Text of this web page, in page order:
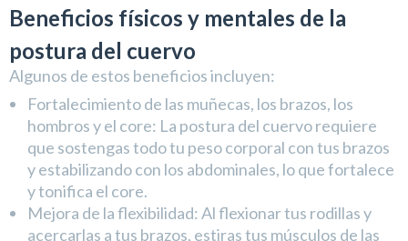
Beneficios físicos y mentales de la
postura del cuervo
Algunos de estos beneficios incluyen:
Fortalecimiento de las muñecas, los brazos, los
hombros y el core: La postura del cuervo requiere
que sostengas todo tu peso corporal con tus brazos
y estabilizando con los abdominales, lo que fortalece
y tonifica el core.
Mejora de la flexibilidad: Al flexionar tus rodillas y
acercarlas a tus brazos, estiras tus músculos de las